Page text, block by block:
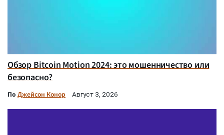
Обзор Bitcoin Motion 2024: это мошенничество или
безопасно?
По Джейсон Конор Август 3, 2026